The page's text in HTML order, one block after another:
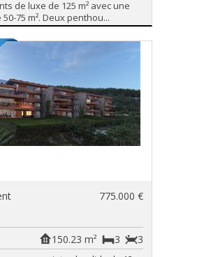
de luxe de 125 m² avec une
75 m². Deux penthou...
775.000 €
3
3
150.23 m²